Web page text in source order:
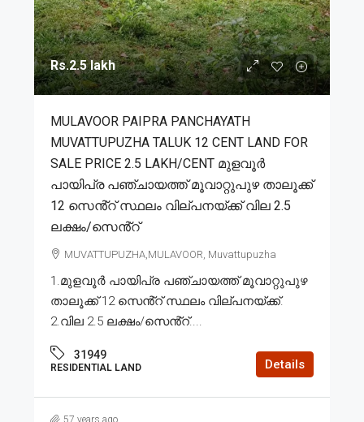
Rs.2.5 lakh
MULAVOOR PAIPRA PANCHAYATH
MUVATTUPUZHA TALUK 12 CENT LAND FOR
SALE PRICE 2.5 LAKH/CENT മുളവൂർ
പായിപ്ര പഞ്ചായത്ത് മൂവാറ്റുപുഴ താലൂക്ക്
12 സെൻ്റ് സ്ഥലം വില്പനയ്ക്ക് വില 2.5
ലക്ഷം/സെൻ്റ്
MUVATTUPUZHA,MULAVOOR, Muvattupuzha
1.മുളവൂർ പായിപ്ര പഞ്ചായത്ത് മൂവാറ്റുപുഴ
താലൂക്ക് 12 സെൻ്റ് സ്ഥലം വില്പനയ്ക്ക്.
2.വില 2.5 ലക്ഷം/സെൻ്റ്....
31949
RESIDENTIAL LAND Details
57 years ago